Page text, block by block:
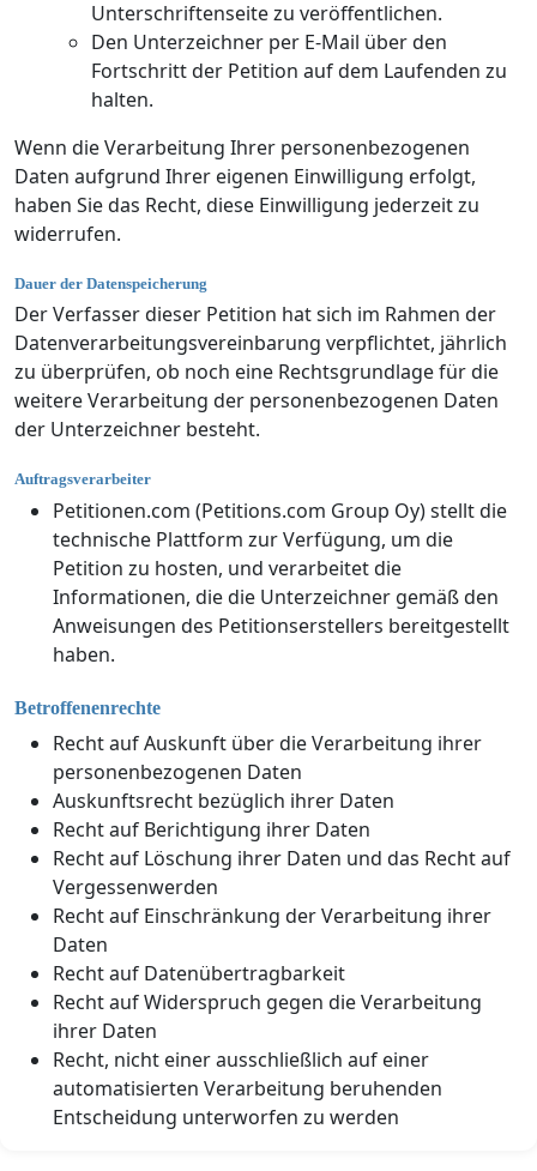
Unterschriftenseite zu veröffentlichen.
Den Unterzeichner per E-Mail über den
Fortschritt der Petition auf dem Laufenden zu
halten.
Wenn die Verarbeitung Ihrer personenbezogenen
Daten aufgrund Ihrer eigenen Einwilligung erfolgt,
haben Sie das Recht, diese Einwilligung jederzeit zu
widerrufen.
Dauer der Datenspeicherung
Der Verfasser dieser Petition hat sich im Rahmen der
Datenverarbeitungsvereinbarung verpflichtet, jährlich
zu überprüfen, ob noch eine Rechtsgrundlage für die
weitere Verarbeitung der personenbezogenen Daten
der Unterzeichner besteht.
Auftragsverarbeiter
Petitionen.com (Petitions.com Group Oy) stellt die
technische Plattform zur Verfügung, um die
Petition zu hosten, und verarbeitet die
Informationen, die die Unterzeichner gemäß den
Anweisungen des Petitionserstellers bereitgestellt
haben.
Betroffenenrechte
Recht auf Auskunft über die Verarbeitung ihrer
personenbezogenen Daten
Auskunftsrecht bezüglich ihrer Daten
Recht auf Berichtigung ihrer Daten
Recht auf Löschung ihrer Daten und das Recht auf
Vergessenwerden
Recht auf Einschränkung der Verarbeitung ihrer
Daten
Recht auf Datenübertragbarkeit
Recht auf Widerspruch gegen die Verarbeitung
ihrer Daten
Recht, nicht einer ausschließlich auf einer
automatisierten Verarbeitung beruhenden
Entscheidung unterworfen zu werden